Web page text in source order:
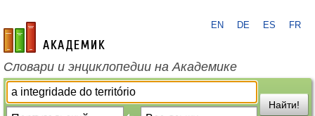
academic.ru
EN DE ES FR
Словари и энциклопедии на Академике
Найти!